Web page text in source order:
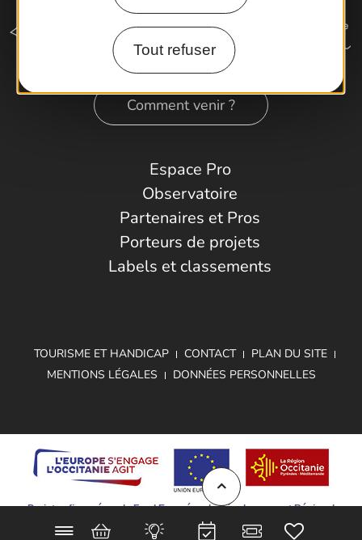
Tout refuser
Comment venir ?
Espace Pro
Observatoire
Partenaires et Pros
Porteurs de projets
Labels et classements
TOURISME ET HANDICAP CONTACT
PLAN DU SITE
MENTIONS LÉGALES
DONNÉES PERSONNELLES
Projet cofinancé par le Fond Européen de Développement Régional